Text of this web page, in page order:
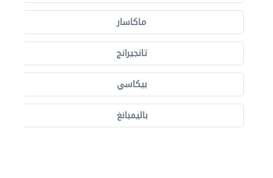
ماكاسار
تانجيرانج
بيكاسي
باليمبانغ